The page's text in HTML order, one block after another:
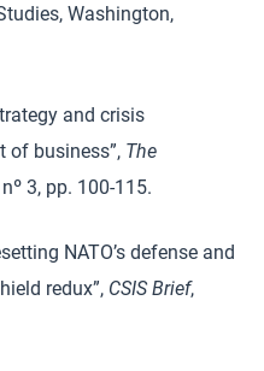
Washington,
and crisis
of business”, The
3, pp. 100-115.
NATO’s defense and
redux”, CSIS Brief,